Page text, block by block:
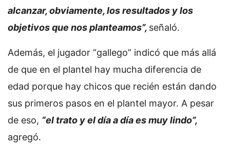
alcanzar, obviamente, los resultados y los
objetivos que nos planteamos”, señaló.
Además, el jugador “gallego” indicó que más allá
de que en el plantel hay mucha diferencia de
edad porque hay chicos que recién están dando
sus primeros pasos en el plantel mayor. A pesar
de eso, “el trato y el día a día es muy lindo”,
agregó.